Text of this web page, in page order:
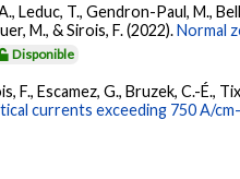
Leduc, T., Gendron-Paul, M.,
M., & Sirois, F. (2022).Normal
Disponible
Escamez, G., Bruzek, C.-É.,
currents exceeding 750 A/